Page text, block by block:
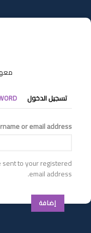
إلى
المحتوى
التبويبات
الأساسية
تسجيل الدخول
or email address
to your registered
email address.